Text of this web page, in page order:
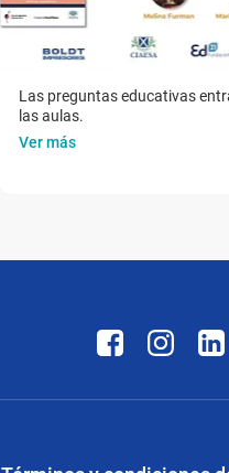
Las preguntas educativas
las aulas.
Ver más